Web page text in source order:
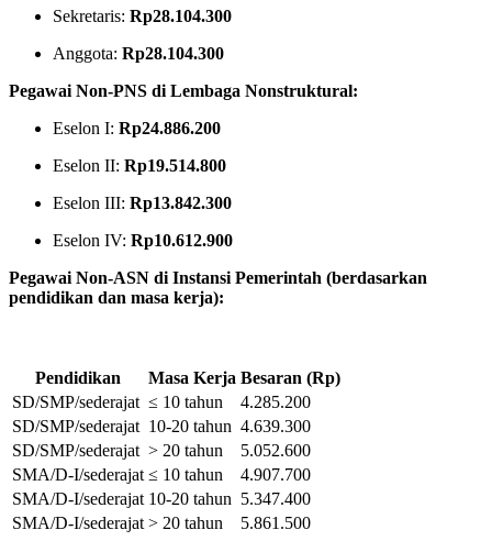
Sekretaris: Rp28.104.300
Anggota: Rp28.104.300
Pegawai Non-PNS di Lembaga Nonstruktural:
Eselon I: Rp24.886.200
Eselon II: Rp19.514.800
Eselon III: Rp13.842.300
Eselon IV: Rp10.612.900
Pegawai Non-ASN di Instansi Pemerintah (berdasarkan
pendidikan dan masa kerja):
Pendidikan Masa Kerja Besaran (Rp)
SD/SMP/sederajat ≤ 10 tahun
4.285.200
SD/SMP/sederajat 10-20 tahun 4.639.300
SD/SMP/sederajat > 20 tahun
5.052.600
SMA/D-I/sederajat ≤ 10 tahun
4.907.700
SMA/D-I/sederajat 10-20 tahun 5.347.400
SMA/D-I/sederajat > 20 tahun 5.861.500